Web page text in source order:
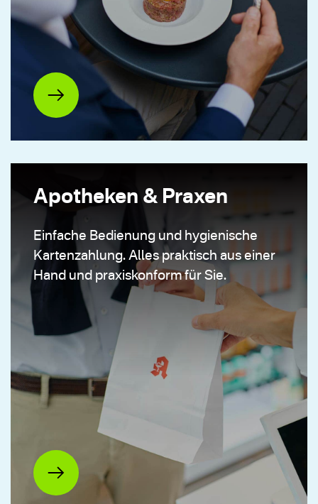
Apotheken & Praxen
Einfache Bedienung und hygienische
Kartenzahlung. Alles praktisch aus einer
Hand und praxiskonform für Sie.